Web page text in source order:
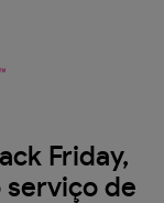
Friday,
de